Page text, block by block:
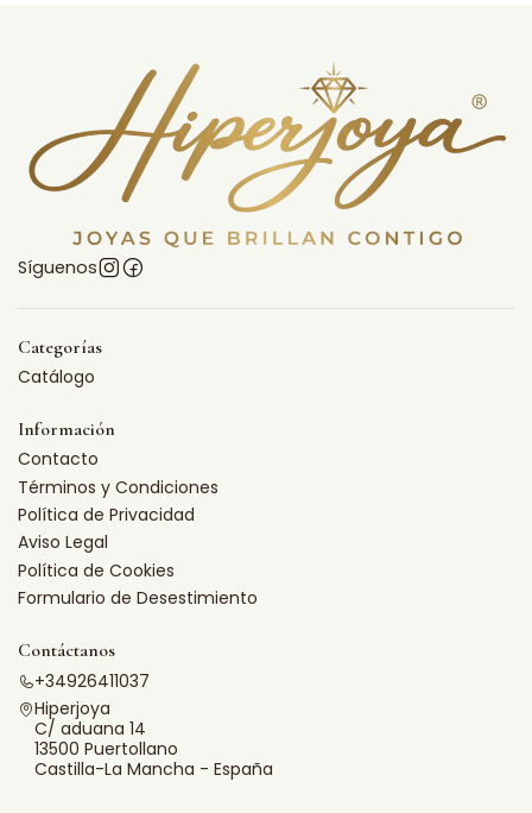
Síguenos
Categorías
Catálogo
Información
Contacto
Términos y Condiciones
Política de Privacidad
Aviso Legal
Política de Cookies
Formulario de Desestimiento
Contáctanos
+34926411037
Hiperjoya
C/ aduana 14
13500 Puertollano
Castilla-La Mancha - España